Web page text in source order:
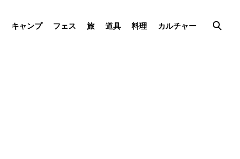
キャンプ フェス 旅 道具 料理 カルチャー